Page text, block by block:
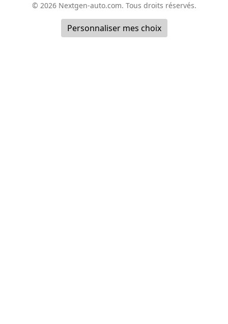
© 2026 Nextgen-auto.com. Tous droits réservés.
Personnaliser mes choix